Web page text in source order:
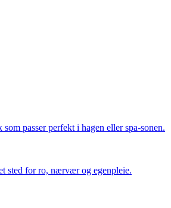
passer perfekt i hagen eller spa-sonen.
sted for ro, nærvær og egenpleie.